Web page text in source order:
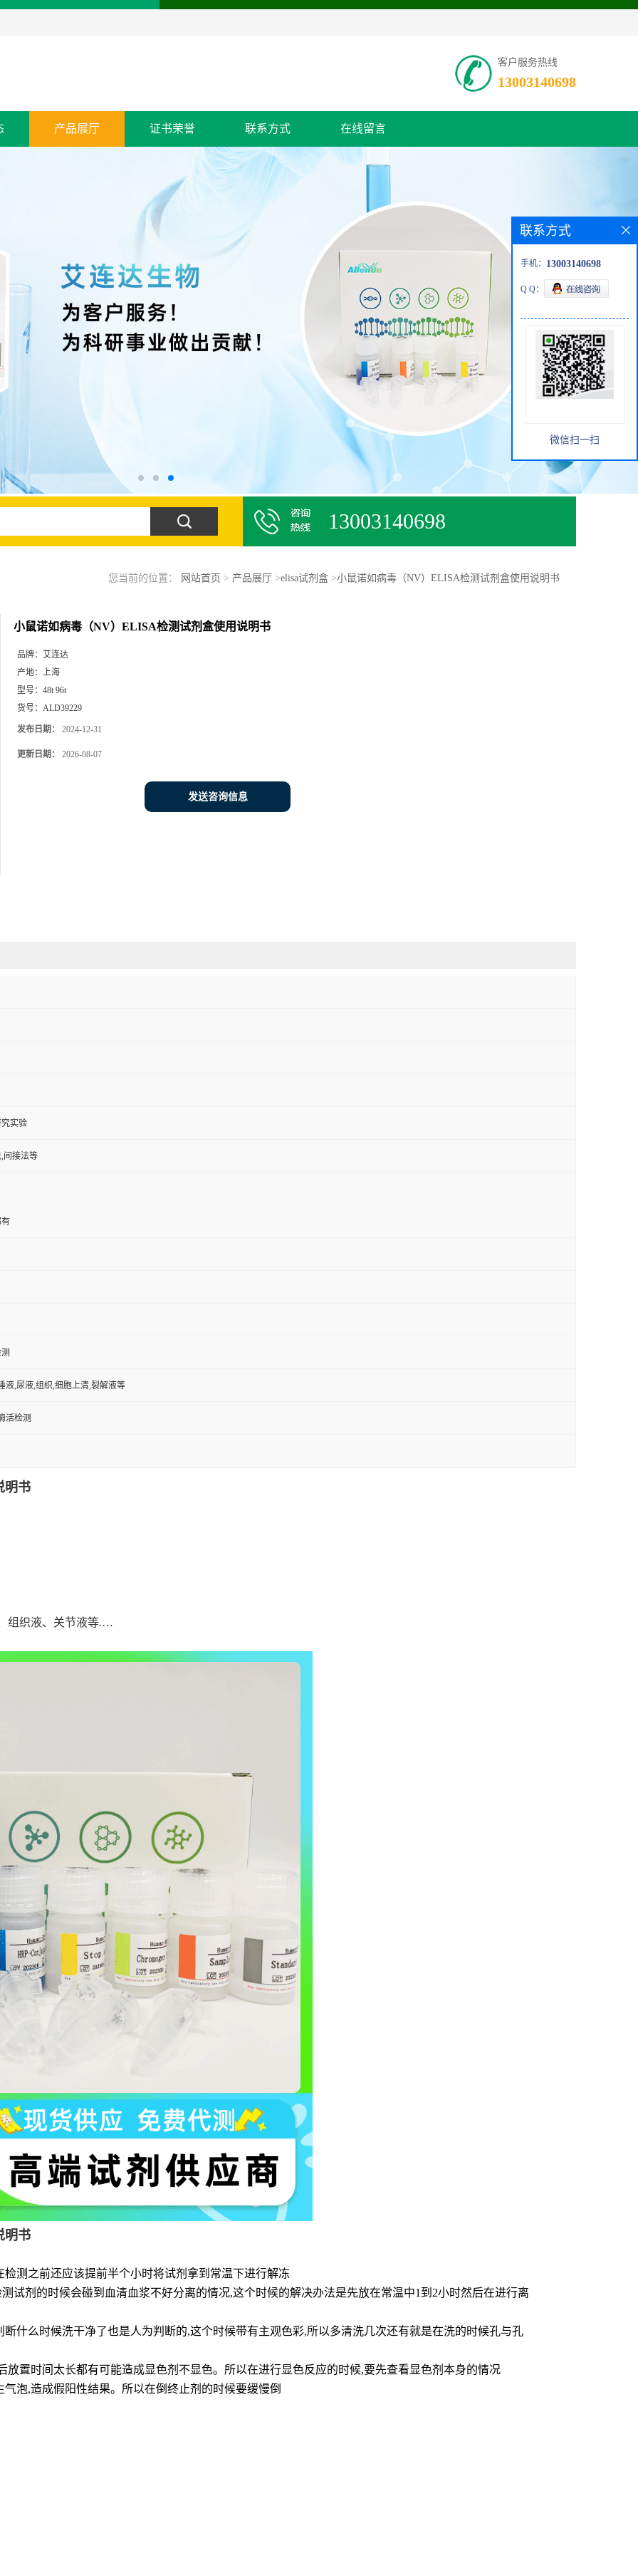
客户服务热线
13003140698
产品展厅 证书荣誉 联系方式 在线留言
13003140698
您当前的位置： 网站首页 > 产品展厅 >elisa试剂盒>小鼠诺如病毒（NV）ELISA检测试剂盒使用说明书
小鼠诺如病毒（NV）ELISA检测试剂盒使用说明书
品牌： 艾连达
产地： 上海
型号： 48t 96t
货号： ALD39229
发布日期： 2024-12-31
更新日期： 2026-08-07
发送咨询信息
实验
间接法等
液,尿液,组织,细胞上清,裂解液等
活检测
明书
组织液、关节液等.…
明书
测之前还应该提前半个小时将试剂拿到常温下进行解冻
试剂的时候会碰到血清血浆不好分离的情况,这个时候的解决办法是先放在常温中1到2小时然后在进行离
什么时候洗干净了也是人为判断的,这个时候带有主观色彩,所以多清洗几次还有就是在洗的时候孔与孔
置时间太长都有可能造成显色剂不显色。所以在进行显色反应的时候,要先查看显色剂本身的情况
泡,造成假阳性结果。所以在倒终止剂的时候要缓慢倒
联系方式
手机： 13003140698
Q Q：
微信扫一扫